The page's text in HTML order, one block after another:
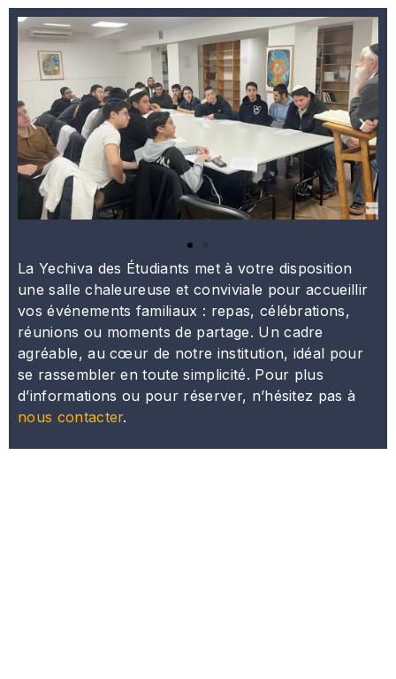
La Yechiva des Étudiants met à votre disposition
une salle chaleureuse et conviviale pour accueillir
vos événements familiaux : repas, célébrations,
réunions ou moments de partage. Un cadre
agréable, au cœur de notre institution, idéal pour
se rassembler en toute simplicité. Pour plus
d’informations ou pour réserver, n’hésitez pas à
nous contacter.